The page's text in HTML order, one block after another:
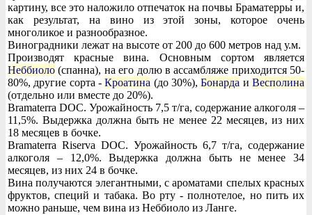
картину, все это наложило отпечаток на почвы Браматерры и,
как результат, на вино из этой зоны, которое очень
многоликое и разнообразное.
Виноградники лежат на высоте от 200 до 600 метров над у.м.
Производят красные вина. Основным сортом является
Неббиоло (спанна), на его долю в ассамбляже приходится 50-
80%, другие сорта -Кроатина (до 30%),Бонарда иВесполина
(отдельно или вместе до 20%).
Bramaterra DOC. Урожайность 7,5 т/га, содержание алкоголя –
11,5%. Выдержка должна быть не менее 22 месяцев, из них
18 месяцев в бочке.
Bramaterra Riserva DOC. Урожайность 6,7 т/га, содержание
алкоголя – 12,0%. Выдержка должна быть не менее 34
месяцев, из них 24 в бочке.
Вина получаются элегантными, с ароматами спелых красных
фруктов, специй и табака. Во рту - полнотелое, но пить их
можно раньше, чем вина из Неббиоло из Ланге.